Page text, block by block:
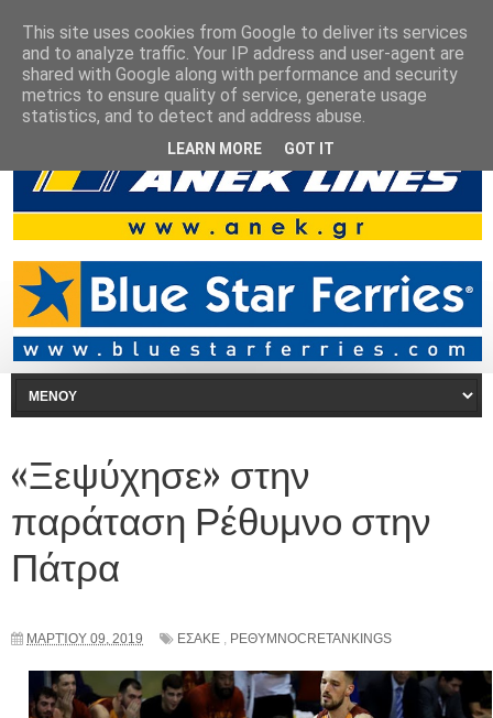
«Ξεψύχησε» στην
παράταση Ρέθυμνο στην
Πάτρα
ΜΑΡΤΊΟΥ 09, 2019 ΕΣΑΚΕ , ΡΕΘΥΜΝΟCRETANKINGS
This site uses cookies from Google to deliver its services
and to analyze traffic. Your IP address and user-agent are
shared with Google along with performance and security
metrics to ensure quality of service, generate usage
statistics, and to detect and address abuse.
LEARN MORE GOT IT